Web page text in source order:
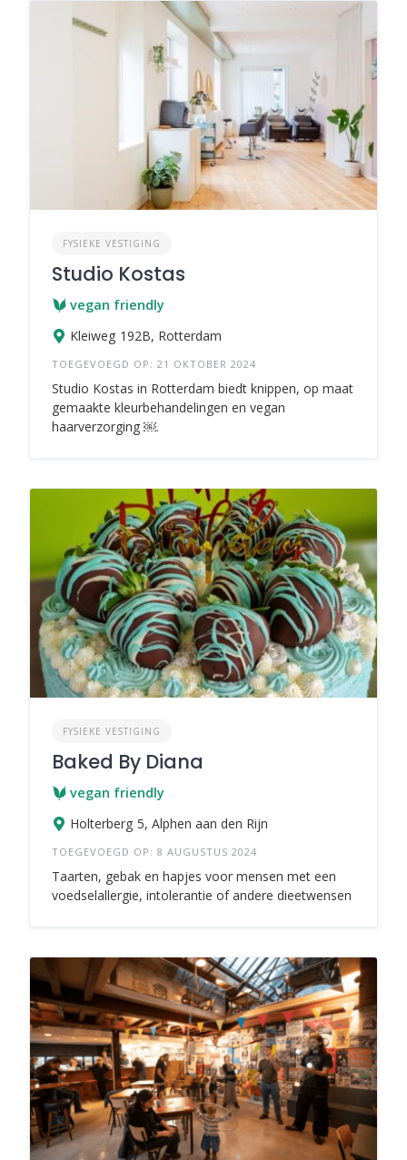
FYSIEKE VESTIGING
Studio Kostas
vegan friendly
Kleiweg 192B, Rotterdam
TOEGEVOEGD OP: 21 OKTOBER 2024
Studio Kostas in Rotterdam biedt knippen, op maat
gemaakte kleurbehandelingen en vegan
haarverzorging ￼.
FYSIEKE VESTIGING
Baked By Diana
vegan friendly
Holterberg 5, Alphen aan den Rijn
TOEGEVOEGD OP: 8 AUGUSTUS 2024
Taarten, gebak en hapjes voor mensen met een
voedselallergie, intolerantie of andere dieetwensen